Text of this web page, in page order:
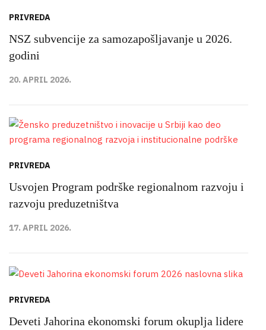
PRIVREDA
NSZ subvencije za samozapošljavanje u 2026.
godini
20. APRIL 2026.
PRIVREDA
Usvojen Program podrške regionalnom razvoju i
razvoju preduzetništva
17. APRIL 2026.
PRIVREDA
Deveti Jahorina ekonomski forum okuplja lidere